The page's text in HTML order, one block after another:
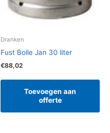
Dranken
Fust Bolle Jan 30 liter
€88,02
Toevoegen aan
offerte